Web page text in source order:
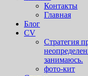
Контакты
Главная
Блог
CV
Стратегия
занимаюсь.
фото-кит